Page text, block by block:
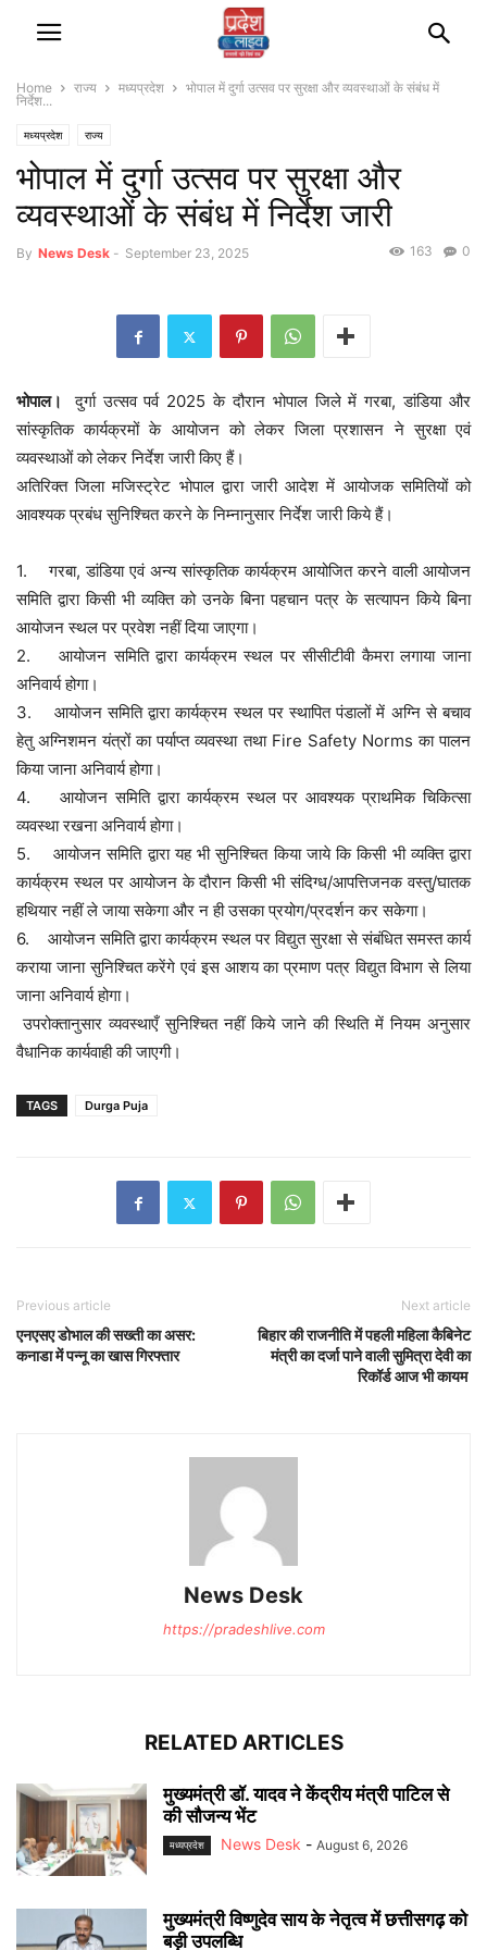
Home राज्‍य मध्यप्रदेश
भोपाल में दुर्गा उत्सव पर सुरक्षा और व्यवस्थाओं के संबंध में
निर्देश...
मध्यप्रदेश राज्‍य
भोपाल में दुर्गा उत्सव पर सुरक्षा और
व्यवस्थाओं के संबंध में निर्देश जारी
By News Desk - September 23, 2025 0
163
भोपाल।दुर्गा उत्सव पर्व 2025 के दौरान भोपाल जिले में गरबा, डांडिया और
सांस्कृतिक कार्यक्रमों के आयोजन को लेकर जिला प्रशासन ने सुरक्षा एवं
व्यवस्थाओं को लेकर निर्देश जारी किए हैं।
अतिरिक्त जिला मजिस्ट्रेट भोपाल द्वारा जारी आदेश में आयोजक समितियों को
आवश्यक प्रबंध सुनिश्चित करने के निम्नानुसार निर्देश जारी किये हैं।
1. गरबा, डांडिया एवं अन्य सांस्कृतिक कार्यक्रम आयोजित करने वाली आयोजन
समिति द्वारा किसी भी व्यक्ति को उनके बिना पहचान पत्र के सत्यापन किये बिना
आयोजन स्थल पर प्रवेश नहीं दिया जाएगा।
2. आयोजन समिति द्वारा कार्यक्रम स्थल पर सीसीटीवी कैमरा लगाया जाना
अनिवार्य होगा।
3. आयोजन समिति द्वारा कार्यक्रम स्थल पर स्थापित पंडालों में अग्नि से बचाव
हेतु अग्निशमन यंत्रों का पर्याप्त व्यवस्था तथा Fire Safety Norms का पालन
किया जाना अनिवार्य होगा।
4. आयोजन समिति द्वारा कार्यक्रम स्थल पर आवश्यक प्राथमिक चिकित्सा
व्यवस्था रखना अनिवार्य होगा।
5. आयोजन समिति द्वारा यह भी सुनिश्चित किया जाये कि किसी भी व्यक्ति द्वारा
कार्यक्रम स्थल पर आयोजन के दौरान किसी भी संदिग्ध/आपत्तिजनक वस्तु/घातक
हथियार नहीं ले जाया सकेगा और न ही उसका प्रयोग/प्रदर्शन कर सकेगा।
6. आयोजन समिति द्वारा कार्यक्रम स्थल पर विद्युत सुरक्षा से संबंधित समस्त कार्य
कराया जाना सुनिश्चित करेंगे एवं इस आशय का प्रमाण पत्र विद्युत विभाग से लिया
जाना अनिवार्य होगा।
उपरोक्तानुसार व्यवस्थाएँ सुनिश्चित नहीं किये जाने की स्थिति में नियम अनुसार
वैधानिक कार्यवाही की जाएगी।
TAGS Durga Puja
Previous article
एनएसए डोभाल की सख्ती का असर:
कनाडा में पन्नू का खास गिरफ्तार
Next article
बिहार की राजनीति में पहली महिला कैबिनेट
मंत्री का दर्जा पाने वाली सुमित्रा देवी का
रिकॉर्ड आज भी कायम
News Desk
https://pradeshlive.com
RELATED ARTICLES
मुख्यमंत्री डॉ. यादव ने केंद्रीय मंत्री पाटिल से
की सौजन्य भेंट
मध्यप्रदेश News Desk - August 6, 2026
मुख्यमंत्री विष्णुदेव साय के नेतृत्व में छत्तीसगढ़ को
बड़ी उपलब्धि